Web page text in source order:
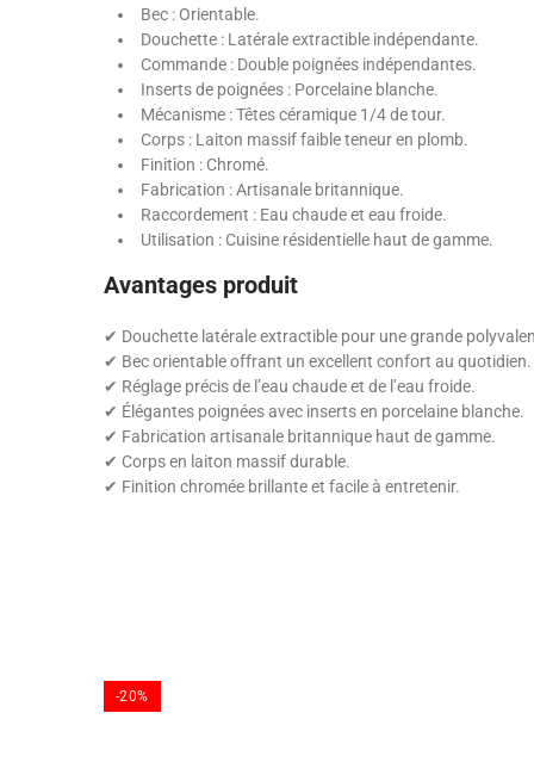
Bec : Orientable.
Douchette : Latérale extractible indépendante.
Commande : Double poignées indépendantes.
Inserts de poignées : Porcelaine blanche.
Mécanisme : Têtes céramique 1/4 de tour.
Corps : Laiton massif faible teneur en plomb.
Finition : Chromé.
Fabrication : Artisanale britannique.
Raccordement : Eau chaude et eau froide.
Utilisation : Cuisine résidentielle haut de gamme.
Avantages produit
✔ Douchette latérale extractible pour une grande
✔ Bec orientable offrant un excellent confort au quotidien.
✔ Réglage précis de l’eau chaude et de l’eau froide.
✔ Élégantes poignées avec inserts en porcelaine blanche.
✔ Fabrication artisanale britannique haut de gamme.
✔ Corps en laiton massif durable.
✔ Finition chromée brillante et facile à entretenir.
-20%